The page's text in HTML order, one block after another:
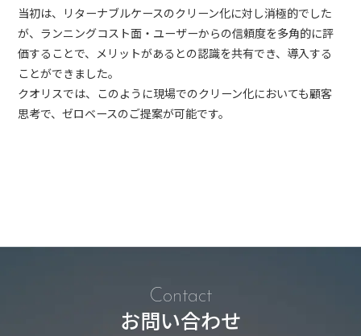
当初は、リターナブルケースのクリーン化に対し消極的でした
が、ランニングコスト面・ユーザーからの信頼度を多角的に評
価することで、メリットがあるとの認識を共有でき、導入する
ことができました。
クオリスでは、このように現場でのクリーン化においても顧客
思考で、ゼロベースのご提案が可能です。
Contact
お問い合わせ